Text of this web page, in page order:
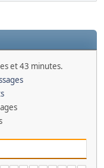
et 43 minutes.